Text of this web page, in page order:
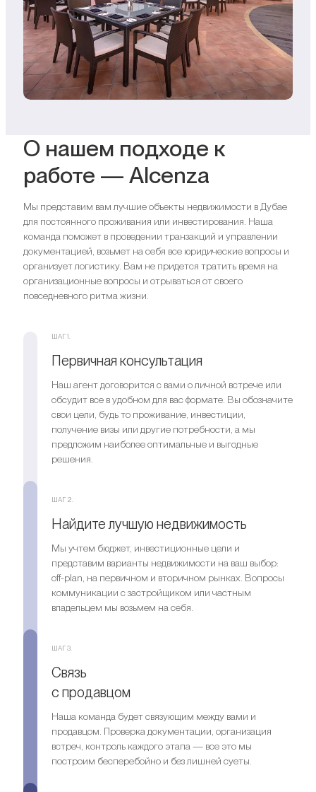
О нашем подходе к
работе — Alcenza
Мы представим вам лучшие объекты недвижимости в Дубае
для постоянного проживания или инвестирования. Наша
команда поможет в проведении транзакций и управлении
документацией, возьмет на себя все юридические вопросы и
организует логистику. Вам не придется тратить время на
организационные вопросы и отрываться от своего
повседневного ритма жизни.
ШАГ 1.
Первичная консультация
Наш агент договорится с вами о личной встрече или
обсудит все в удобном для вас формате. Вы обозначите
свои цели, будь то проживание, инвестиции,
получение визы или другие потребности, а мы
предложим наиболее оптимальные и выгодные
решения.
ШАГ 2.
Найдите лучшую недвижимость
Мы учтем бюджет, инвестиционные цели и
представим варианты недвижимости на ваш выбор:
off-plan, на первичном и вторичном рынках. Вопросы
коммуникации с застройщиком или частным
владельцем мы возьмем на себя.
ШАГ 3.
Связь
с продавцом
Наша команда будет связующим между вами и
продавцом. Проверка документации, организация
встреч, контроль каждого этапа — все это мы
построим бесперебойно и без лишней суеты.